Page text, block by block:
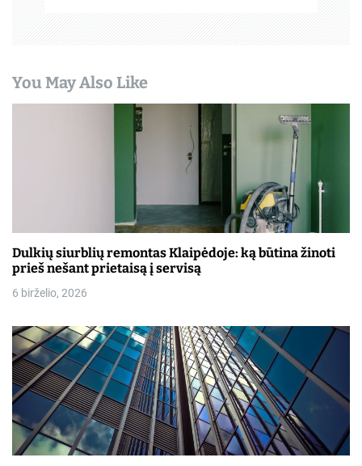
š
ų
You May Also Like
Dulkių siurblių remontas Klaipėdoje: ką būtina žinoti
prieš nešant prietaisą į servisą
6 birželio, 2026